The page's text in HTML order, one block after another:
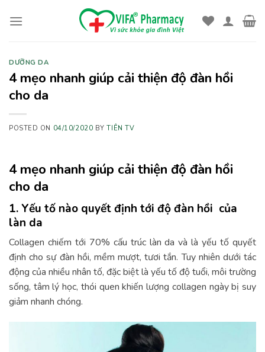
DƯỠNG DA
4 mẹo nhanh giúp cải thiện độ đàn hồi
cho da
POSTED ON 04/10/2020 BYTIÊN TV
4 mẹo nhanh giúp cải thiện độ đàn hồi
cho da
1. Yếu tố nào quyết định tới độ đàn hồi của
làn da
Collagen chiếm tới 70% cấu trúc làn da và là yếu tố quyết
định cho sự đàn hồi, mềm mượt, tươi tắn. Tuy nhiên dưới tác
động của nhiều nhân tố, đặc biệt là yếu tố độ tuổi, môi trường
sống, tâm lý học, thói quen khiến lượng collagen ngày bị suy
giảm nhanh chóng.